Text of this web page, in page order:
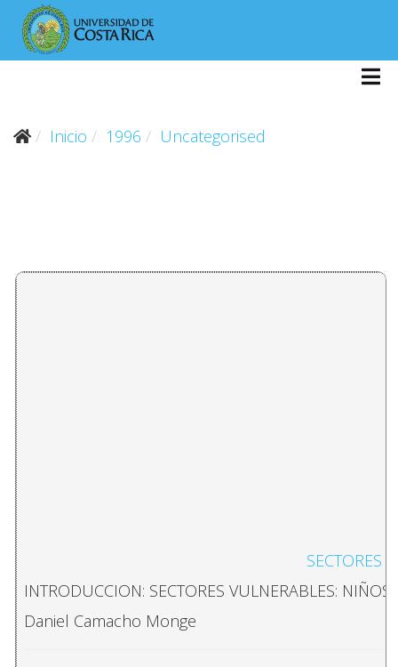
Inicio 1996 Uncategorised
SECTORES
INTRODUCCION: SECTORES VULNERABLES:
Daniel Camacho Monge